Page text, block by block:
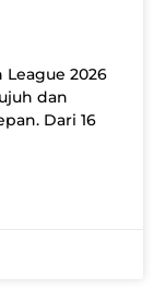
2026
dan
Dari 16